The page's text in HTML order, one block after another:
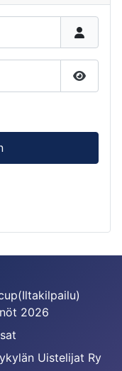
Näytä
2026
Uistelijat Ry